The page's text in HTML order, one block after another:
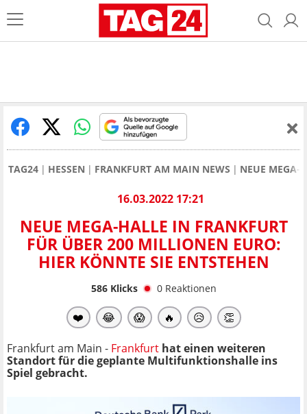
TAG24 HESSEN FRANKFURT AM MAIN NEWS NEUE MEGA-
16.03.2022 17:21
NEUE MEGA-HALLE IN FRANKFURT
FÜR ÜBER 200 MILLIONEN EURO:
HIER KÖNNTE SIE ENTSTEHEN
586Klicks 0 Reaktionen
❤️ 😂 😱 🔥 😥 👏
Frankfurt am Main - Frankfurt hat einen weiteren
Standort für die geplante Multifunktionshalle ins
Spiel gebracht.